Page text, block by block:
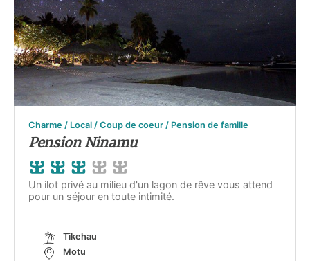
Charme / Local / Coup de coeur / Pension de famille
Pension Ninamu
Un ilot privé au milieu d'un lagon de rêve vous attend
pour un séjour en toute intimité.
Tikehau
Motu